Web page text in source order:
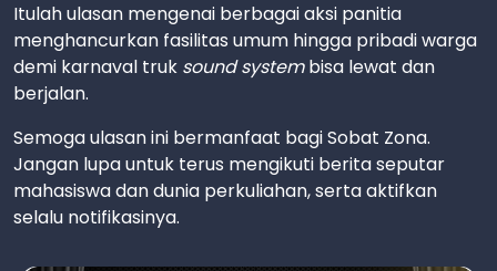
Itulah ulasan mengenai berbagai aksi panitia
menghancurkan fasilitas umum hingga pribadi warga
demi karnaval truk sound systembisa lewat dan
berjalan.
Semoga ulasan ini bermanfaat bagi Sobat Zona.
Jangan lupa untuk terus mengikuti berita seputar
mahasiswa dan dunia perkuliahan, serta aktifkan
selalu notifikasinya.